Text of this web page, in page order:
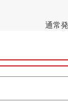
通常